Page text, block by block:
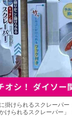
掛けられるスクレーパー
けられるスクレーパー」